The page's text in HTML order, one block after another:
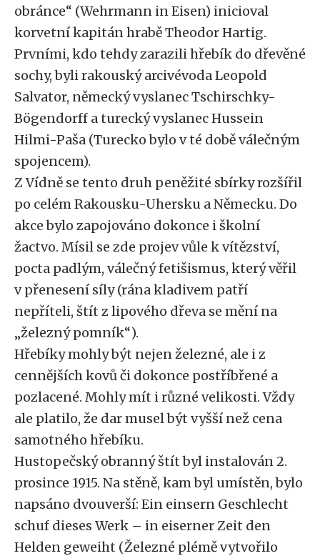
obránce“ (Wehrmann in Eisen) inicioval
korvetní kapitán hrabě Theodor Hartig.
Prvními, kdo tehdy zarazili hřebík do dřevěné
sochy, byli rakouský arcivévoda Leopold
Salvator, německý vyslanec Tschirschky-
Bögendorff a turecký vyslanec Hussein
Hilmi-Paša (Turecko bylo v té době válečným
spojencem).
Z Vídně se tento druh peněžité sbírky rozšířil
po celém Rakousku-Uhersku a Německu. Do
akce bylo zapojováno dokonce i školní
žactvo. Mísil se zde projev vůle k vítězství,
pocta padlým, válečný fetišismus, který věřil
v přenesení síly (rána kladivem patří
nepříteli, štít z lipového dřeva se mění na
„železný pomník“).
Hřebíky mohly být nejen železné, ale i z
cennějších kovů či dokonce postříbřené a
pozlacené. Mohly mít i různé velikosti. Vždy
ale platilo, že dar musel být vyšší než cena
samotného hřebíku.
Hustopečský obranný štít byl instalován 2.
prosince 1915. Na stěně, kam byl umístěn, bylo
napsáno dvouverší: Ein einsern Geschlecht
schuf dieses Werk – in eiserner Zeit den
Helden geweiht (Železné plémě vytvořilo